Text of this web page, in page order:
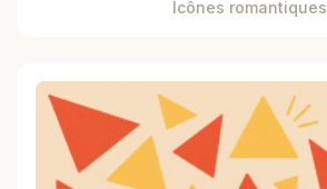
Icônes romantiques